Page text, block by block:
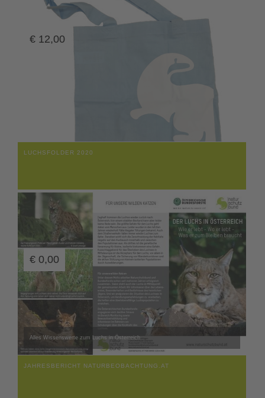
€ 12,00
LUCHSFOLDER 2020
Alles Wissenswerte zum Luchs in Österreich
€ 0,00
JAHRESBERICHT NATURBEOBACHTUNG.AT